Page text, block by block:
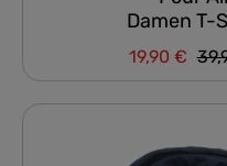
Damen T-
Verkaufspreis:
19,90 €